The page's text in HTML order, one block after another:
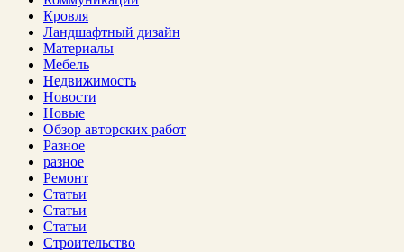
Кровля
Ландшафтный дизайн
Материалы
Мебель
Недвижимость
Новости
Новые
Обзор авторских работ
Разное
разное
Ремонт
Статьи
Статьи
Статьи
Строительство